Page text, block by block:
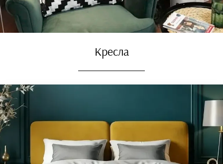
Кресла